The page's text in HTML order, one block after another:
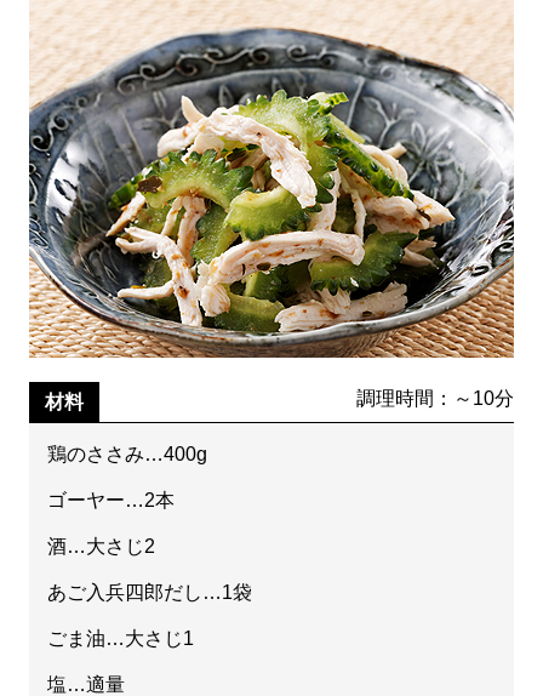
材料 調理時間：～10分
鶏のささみ…400g
ゴーヤー…2本
酒…大さじ2
あご入兵四郎だし…1袋
ごま油…大さじ1
塩…適量